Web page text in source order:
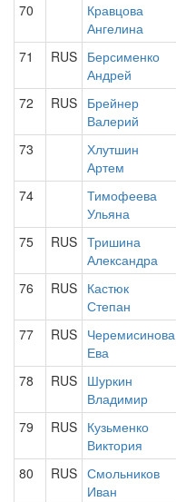
70
Кравцова
Ангелина
71 RUS Берсименко
Андрей
72 RUS Брейнер
Валерий
73
Хлутшин
Артем
74
Тимофеева
Ульяна
75 RUS Тришина
Александра
76 RUS Кастюк
Степан
77 RUS Черемисинова
Ева
78 RUS Шуркин
Владимир
79 RUS Кузьменко
Виктория
80 RUS Смольников
Иван